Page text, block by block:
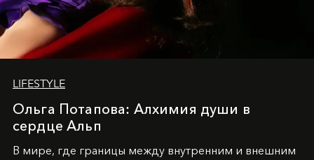
LIFESTYLE
Ольга Потапова: Алхимия души в
сердце Альп
В мире, где границы между внутренним и внешним